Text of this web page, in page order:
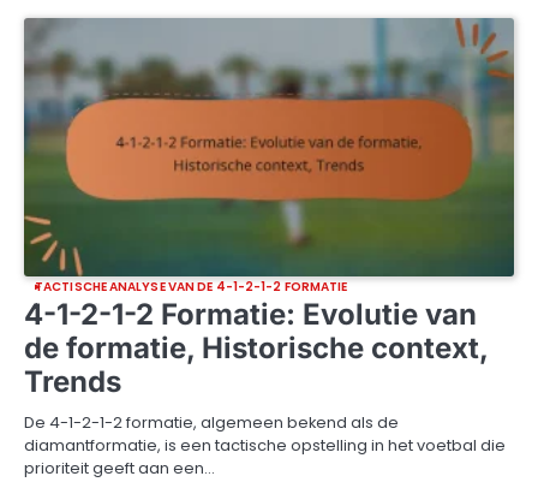
TACTISCHE ANALYSE VAN DE 4-1-2-1-2 FORMATIE
4-1-2-1-2 Formatie: Evolutie van
de formatie, Historische context,
Trends
De 4-1-2-1-2 formatie, algemeen bekend als de
diamantformatie, is een tactische opstelling in het voetbal die
prioriteit geeft aan een…